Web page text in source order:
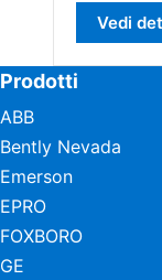
Prodotti
ABB
Bently Nevada
Emerson
EPRO
FOXBORO
GE